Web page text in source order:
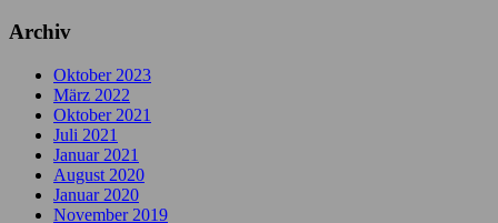
Archiv
Oktober 2023
März 2022
Oktober 2021
Juli 2021
Januar 2021
August 2020
Januar 2020
November 2019